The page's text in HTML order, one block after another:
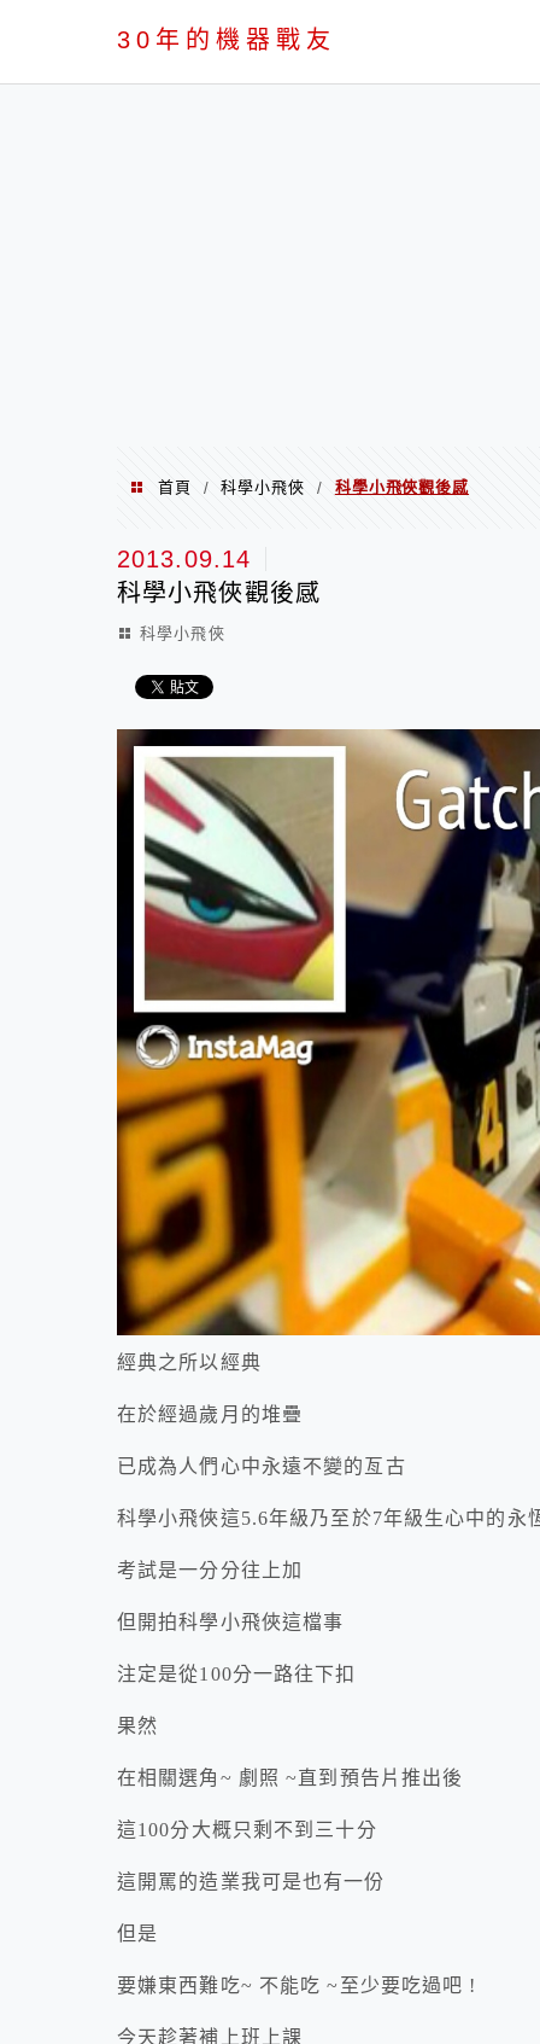
30年的機器戰友
首頁 / 科學小飛俠 / 科學小飛俠觀後感
2013.09.14
科學小飛俠觀後感
科學小飛俠
經典之所以經典
在於經過歲月的堆疊
已成為人們心中永遠不變的亙古
科學小飛俠這5.6年級乃至於7年級生心中的永
考試是一分分往上加
但開拍科學小飛俠這檔事
注定是從100分一路往下扣
果然
在相關選角~ 劇照 ~直到預告片推出後
這100分大概只剩不到三十分
這開罵的造業我可是也有一份
但是
要嫌東西難吃~ 不能吃 ~至少要吃過吧 !
今天趁著補上班上課